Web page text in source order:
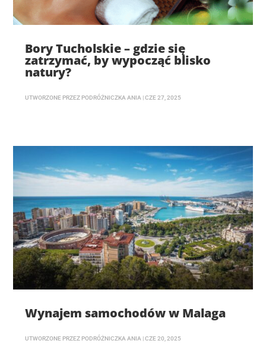
Bory Tucholskie – gdzie się
zatrzymać, by wypocząć blisko
natury?
UTWORZONE PRZEZ PODRÓŻNICZKA ANIA |CZE 27, 2025
Wynajem samochodów w Malaga
UTWORZONE PRZEZ PODRÓŻNICZKA ANIA |CZE 20, 2025